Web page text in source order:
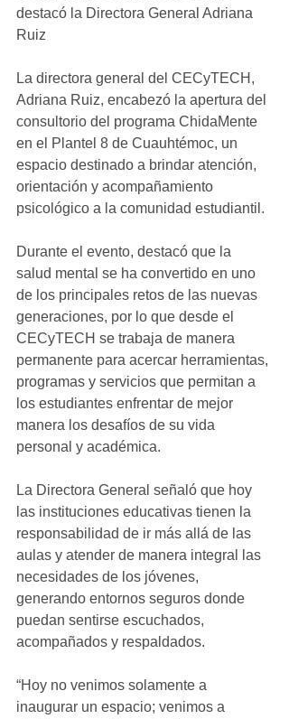
destacó la Directora General Adriana
Ruiz
La directora general del CECyTECH,
Adriana Ruiz, encabezó la apertura del
consultorio del programa ChidaMente
en el Plantel 8 de Cuauhtémoc, un
espacio destinado a brindar atención,
orientación y acompañamiento
psicológico a la comunidad estudiantil.
Durante el evento, destacó que la
salud mental se ha convertido en uno
de los principales retos de las nuevas
generaciones, por lo que desde el
CECyTECH se trabaja de manera
permanente para acercar herramientas,
programas y servicios que permitan a
los estudiantes enfrentar de mejor
manera los desafíos de su vida
personal y académica.
La Directora General señaló que hoy
las instituciones educativas tienen la
responsabilidad de ir más allá de las
aulas y atender de manera integral las
necesidades de los jóvenes,
generando entornos seguros donde
puedan sentirse escuchados,
acompañados y respaldados.
“Hoy no venimos solamente a
inaugurar un espacio; venimos a